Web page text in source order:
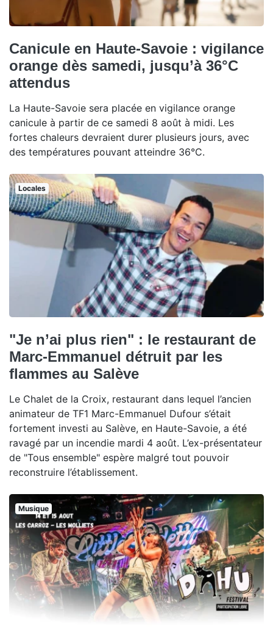
Canicule en Haute-Savoie : vigilance
orange dès samedi, jusqu’à 36°C
attendus
La Haute-Savoie sera placée en vigilance orange
canicule à partir de ce samedi 8 août à midi. Les
fortes chaleurs devraient durer plusieurs jours, avec
des températures pouvant atteindre 36°C.
Locales
"Je n’ai plus rien" : le restaurant de
Marc-Emmanuel détruit par les
flammes au Salève
Le Chalet de la Croix, restaurant dans lequel l’ancien
animateur de TF1 Marc-Emmanuel Dufour s’était
fortement investi au Salève, en Haute-Savoie, a été
ravagé par un incendie mardi 4 août. L’ex-présentateur
de "Tous ensemble" espère malgré tout pouvoir
reconstruire l’établissement.
Musique